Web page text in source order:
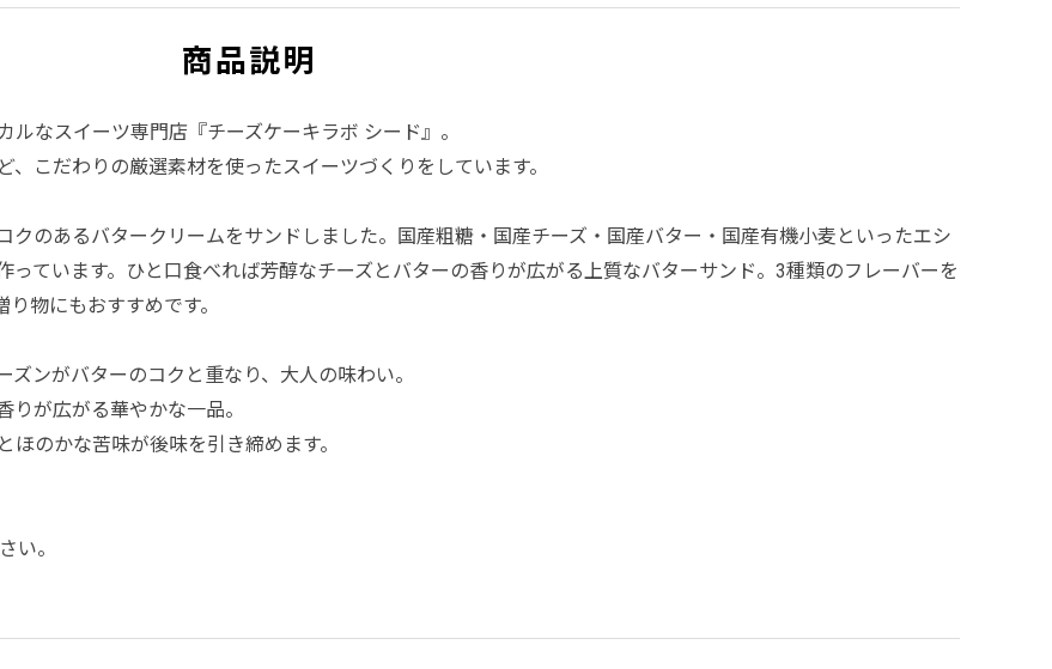
商品説明
なスイーツ専門店『チーズケーキラボ シード』。
こだわりの厳選素材を使ったスイーツづくりをしています。
クのあるバタークリームをサンドしました。国産粗糖・国産チーズ・国産バター・国産有機小麦といったエシ
ています。ひと口食べれば芳醇なチーズとバターの香りが広がる上質なバターサンド。3種類のフレーバーを
物にもおすすめです。
ンがバターのコクと重なり、大人の味わい。
が広がる華やかな一品。
のかな苦味が後味を引き締めます。
い。